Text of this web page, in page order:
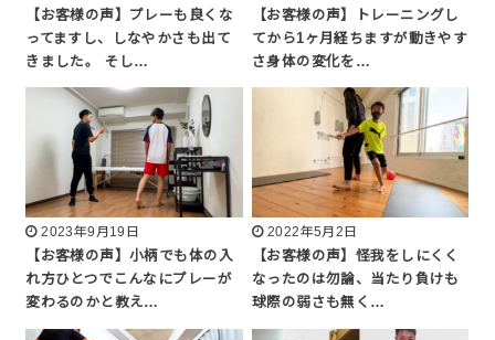
【お客様の声】プレーも良くな
ってますし、しなやかさも出て
きました。 そし…
【お客様の声】トレーニングし
てから1ヶ月経ちますが動きやす
さ身体の変化を…
2023年9月19日
【お客様の声】小柄でも体の入
れ方ひとつでこんなにプレーが
変わるのかと教え…
2022年5月2日
【お客様の声】怪我をしにくく
なったのは勿論、当たり負けも
球際の弱さも無く…